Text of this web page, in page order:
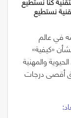
في عالم
«كيفية»
والمهنية
أقصى درجات